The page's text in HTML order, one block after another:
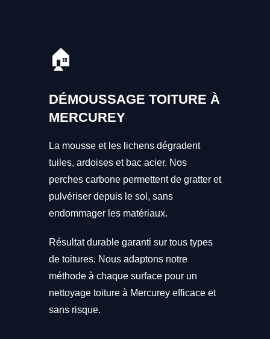
🏠
DÉMOUSSAGE TOITURE À
MERCUREY
La mousse et les lichens dégradent
tuiles, ardoises et bac acier. Nos
perches carbone permettent de gratter et
pulvériser depuis le sol, sans
endommager les matériaux.
Résultat durable garanti sur tous types
de toitures. Nous adaptons notre
méthode à chaque surface pour un
nettoyage toiture à Mercurey efficace et
sans risque.